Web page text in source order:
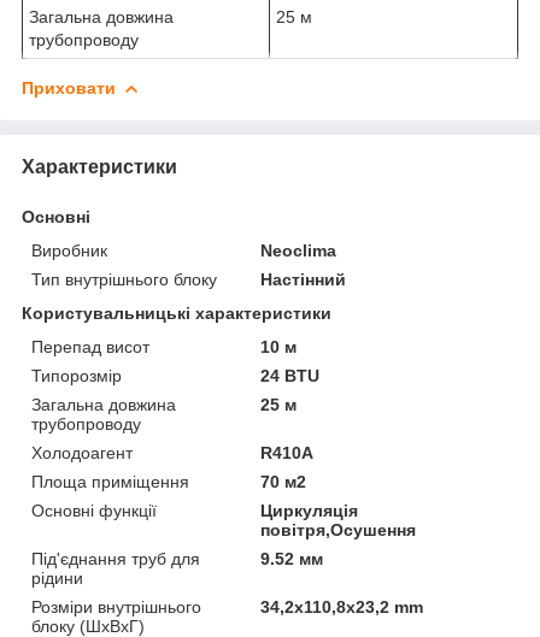
Загальна довжина
трубопроводу
25 м
Приховати
Характеристики
Основні
Виробник
Neoclima
Тип внутрішнього блоку
Настінний
Користувальницькі характеристики
Перепад висот
10 м
Типорозмір
24 BTU
Загальна довжина
трубопроводу
25 м
Холодоагент
R410A
Площа приміщення
70 м2
Основні функції
Циркуляція
повітря,Осушення
Під'єднання труб для
рідини
9.52 мм
Розміри внутрішнього
блоку (ШхВхГ)
34,2х110,8х23,2 mm